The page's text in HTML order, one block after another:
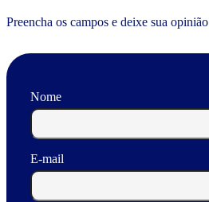
Preencha os campos e deixe sua
Nome
E-mail